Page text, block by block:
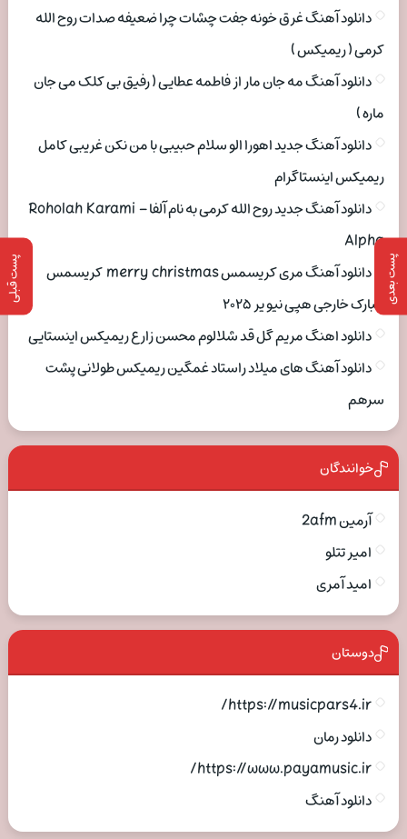
پست بعدی پست قبلی
دانلود آهنگ غرق خونه جفت چشات چرا ضعیفه صدات روح الله
کرمی ( ریمیکس )
دانلود آهنگ مه جان مار از فاطمه عطایی ( رفیق بی کلک می جان
ماره )
دانلود آهنگ جدید اهورا الو سلام حبیبی با من نکن غریبی کامل
ریمیکس اینستاگرام
دانلود آهنگ جدید روح الله کرمی به نام آلفا Roholah Karami –
Alpha
دانلود آهنگ مری کریسمس merry christmas کریسمس
مبارک خارجی هپی نیو یر ۲۰۲۵
دانلود اهنگ مریم گل قد شلالوم محسن زارع ریمیکس اینستایی
دانلود آهنگ های میلاد راستاد غمگین ریمیکس طولانی پشت
سرهم
خوانندگان
آرمین 2afm
امیر تتلو
امید آمری
دوستان
https://musicpars4.ir/
دانلود رمان
https://www.payamusic.ir/
دانلود آهنگ